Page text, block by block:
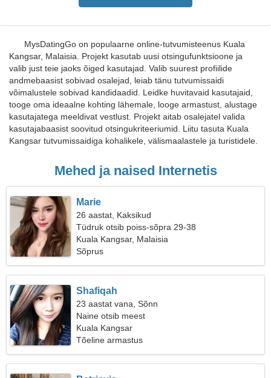
MysDatingGo on populaarne online-tutvumisteenus Kuala
Kangsar, Malaisia. Projekt kasutab uusi otsingufunktsioone ja
valib just teie jaoks õiged kasutajad. Valib suurest profiilide
andmebaasist sobivad osalejad, leiab tänu tutvumissaidi
võimalustele sobivad kandidaadid. Leidke huvitavaid kasutajaid,
tooge oma ideaalne kohting lähemale, looge armastust, alustage
kasutajatega meeldivat vestlust. Projekt aitab osalejatel valida
kasutajabaasist soovitud otsingukriteeriumid. Liitu tasuta Kuala
Kangsar tutvumissaidiga kohalikele, välismaalastele ja turistidele.
Mehed ja naised Internetis
Marie
26 aastat, Kaksikud
Tüdruk otsib poiss-sõpra 29-38
Kuala Kangsar, Malaisia
Sõprus
Shafiqah
23 aastat vana, Sõnn
Naine otsib meest
Kuala Kangsar
Tõeline armastus